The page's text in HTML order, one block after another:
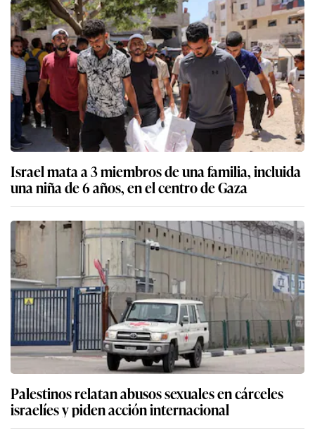
Israel mata a 3 miembros de una familia, incluida
una niña de 6 años, en el centro de Gaza
Palestinos relatan abusos sexuales en cárceles
israelíes y piden acción internacional